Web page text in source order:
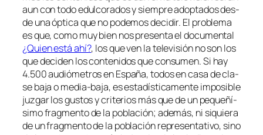
aun con to­do edul­co­ra­dos y siem­pre adop­ta­dos des­
de una óp­ti­ca que no po­de­mos de­ci­dir. El pro­ble­ma
es que, co­mo muy bien nos pre­sen­ta el do­cu­men­tal
¿Quien es­tá ahí?, los que ven la te­le­vi­sión no son los
que de­ci­den los con­te­ni­dos que con­su­men. Si hay
4.500 au­dió­me­tros en España, to­dos en ca­sa de cla­
se ba­ja o media-baja, es es­ta­dís­ti­ca­men­te im­po­si­ble
juz­gar los gus­tos y cri­te­rios más que de un pe­que­ñí­
si­mo frag­men­to de la po­bla­ción; ade­más, ni si­quie­ra
de un frag­men­to de la po­bla­ción re­pre­sen­ta­ti­vo, sino